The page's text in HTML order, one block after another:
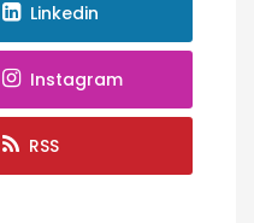
Linkedin
Instagram
RSS